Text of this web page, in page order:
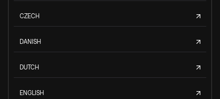
CZECH
DANISH
DUTCH
ENGLISH